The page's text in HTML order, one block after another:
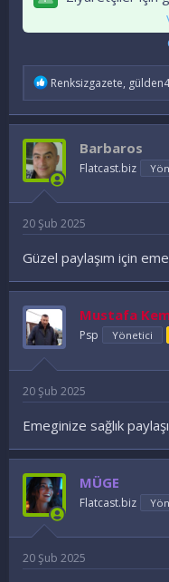
İ
d
e
l
e
r
:
Renksizgazete,
Barbaros
Flatcast.biz
20 Şub 2025
Güzel paylaşım için
Mustafa
Psp Yönetici
20 Şub 2025
Emeginize sağlık
MÜGE
Flatcast.biz
20 Şub 2025